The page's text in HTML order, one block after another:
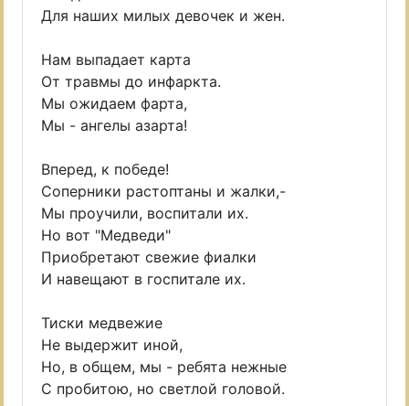
Для наших милых девочек и жен.
Нам выпадает карта
От травмы до инфаркта.
Мы ожидаем фарта,
Мы - ангелы азарта!
Вперед, к победе!
Соперники растоптаны и жалки,-
Мы проучили, воспитали их.
Но вот "Медведи"
Приобретают свежие фиалки
И навещают в госпитале их.
Тиски медвежие
Не выдержит иной,
Но, в общем, мы - ребята нежные
С пробитою, но светлой головой.